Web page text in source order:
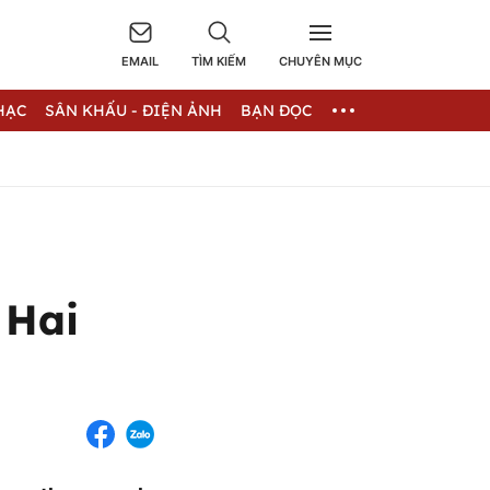
EMAIL TÌM KIẾM CHUYÊN MỤC
SÂN KHẤU - ĐIỆN ẢNH BẠN ĐỌC